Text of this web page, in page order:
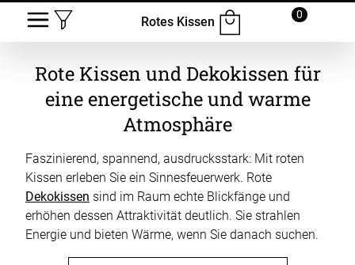
Rotes Kissen
0
Rote Kissen und Dekokissen für
eine energetische und warme
Atmosphäre
Faszinierend, spannend, ausdrucksstark: Mit roten
Kissen erleben Sie ein Sinnesfeuerwerk. Rote
Dekokissen sind im Raum echte Blickfänge und
erhöhen dessen Attraktivität deutlich. Sie strahlen
Energie und bieten Wärme, wenn Sie danach suchen.